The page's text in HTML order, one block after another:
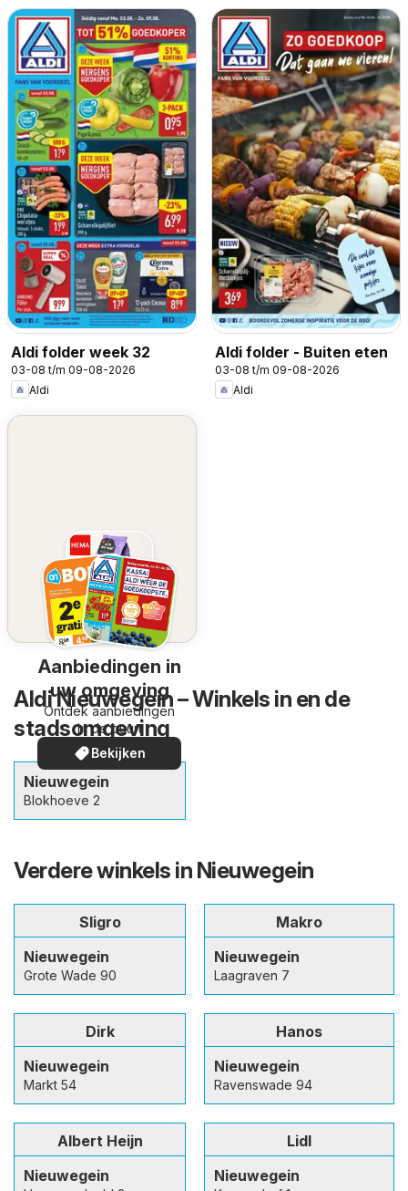
Aldi folder week 32
03-08 t/m 09-08-2026
Aldi
Aldi folder - Buiten eten
03-08 t/m 09-08-2026
Aldi
Aanbiedingen in
uw omgeving
Ontdek aanbiedingen
in de buurt
Bekijken
Aldi Nieuwegein – Winkels in en de
stadsomgeving
Nieuwegein
Blokhoeve 2
Verdere winkels in Nieuwegein
Sligro
Nieuwegein
Grote Wade 90
Makro
Nieuwegein
Laagraven 7
Dirk
Nieuwegein
Markt 54
Hanos
Nieuwegein
Ravenswade 94
Albert Heijn
Nieuwegein
Lidl
Nieuwegein